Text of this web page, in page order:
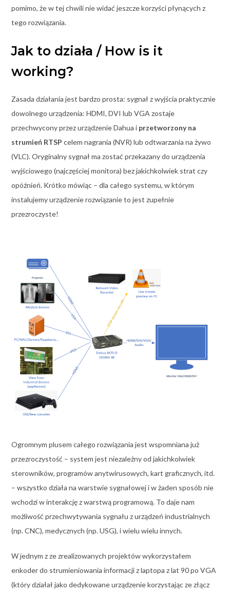
pomimo, że w tej chwili nie widać jeszcze korzyści płynących z
tego rozwiązania.
Jak to działa / How is it
working?
Zasada działania jest bardzo prosta: sygnał z wyjścia praktycznie
dowolnego urządzenia: HDMI, DVI lub VGA zostaje
przechwycony przez urządzenie Dahua i przetworzony na
strumień RTSP celem nagrania (NVR) lub odtwarzania na żywo
(VLC). Oryginalny sygnał ma zostać przekazany do urządzenia
wyjściowego (najczęściej monitora) bez jakichkolwiek strat czy
opóźnień. Krótko mówiąc – dla całego systemu, w którym
instalujemy urządzenie rozwiązanie to jest zupełnie
przezroczyste!
Ogromnym plusem całego rozwiązania jest wspomniana już
przezroczystość – system jest niezależny od jakichkolwiek
sterowników, programów anytwirusowych, kart graficznych, itd.
– wszystko działa na warstwie sygnałowej i w żaden sposób nie
wchodzi w interakcję z warstwą programową. To daje nam
możliwość przechwytywania sygnału z urządzeń industrialnych
(np. CNC), medycznych (np. USG), i wielu wielu innych.
W jednym z ze zrealizowanych projektów wykorzystałem
enkoder do strumieniowania informacji z laptopa z lat 90 po VGA
(który działał jako dedykowane urządzenie korzystając ze złącz